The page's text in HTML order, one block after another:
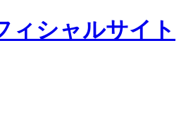
ィシャルサイト